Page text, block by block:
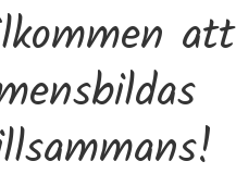
att